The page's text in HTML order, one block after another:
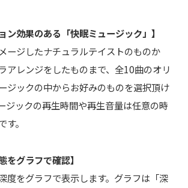
ン効果のある「快眠ミュージック」】
ージしたナチュラルテイストのものか
アレンジをしたものまで、全10曲のオリ
ジックの中からお好みのものを選択頂け
ジックの再生時間や再生音量は任意の時
。
をグラフで確認】
度をグラフで表示します。グラフは「深